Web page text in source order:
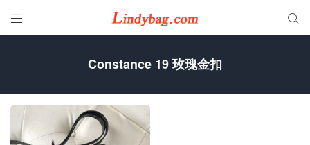
 
Constance 19 玫瑰金扣